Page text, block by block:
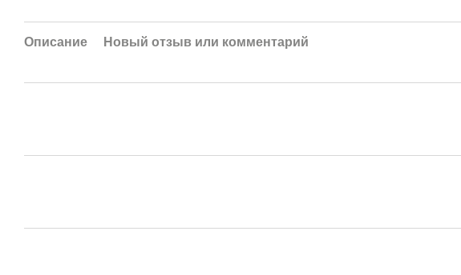
Описание Новый отзыв или комментарий